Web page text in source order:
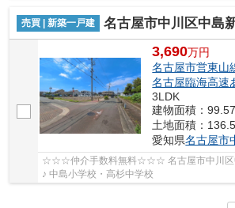
売買 | 新築一戸建 名古屋市中川区中島新町２丁目1401【仲介手数
3,690万円
名古屋市営東山
名古屋臨海高速
3LDK
建物面積：
土地面積：
愛知県名古屋市
☆☆☆仲介手数料無料☆☆☆ 名古屋市中川区
♪ 中島小学校・高杉中学校